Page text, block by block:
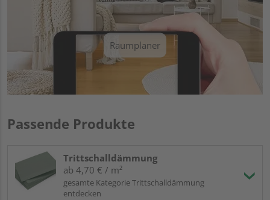
Raumplaner
Passende Produkte
Trittschalldämmung
ab 4,70 € / m²
gesamte Kategorie Trittschalldämmung
entdecken